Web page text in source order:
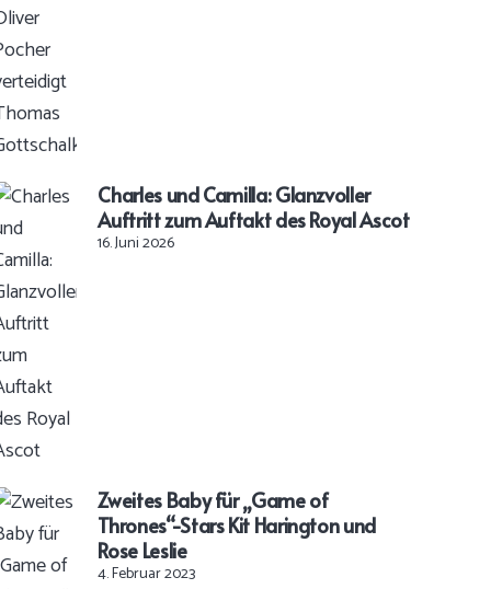
Charles und Camilla: Glanzvoller
Auftritt zum Auftakt des Royal Ascot
16. Juni 2026
Zweites Baby für „Game of
Thrones“-Stars Kit Harington und
Rose Leslie
4. Februar 2023